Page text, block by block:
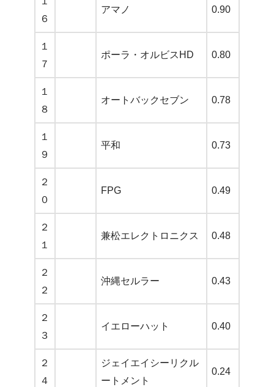
６
アマノ 0.90
１
７
ポーラ・オルビスHD 0.80
１
８
オートバックセブン 0.78
１
９
平和 0.73
２
０
FPG 0.49
２
１
兼松エレクトロニクス 0.48
２
２
沖縄セルラー 0.43
２
３
イエローハット 0.40
２
４
ジェイエイシーリクル
ートメント
0.24